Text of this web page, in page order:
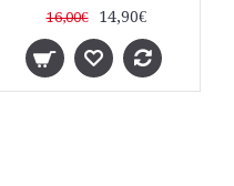
16,00€ 14,90€